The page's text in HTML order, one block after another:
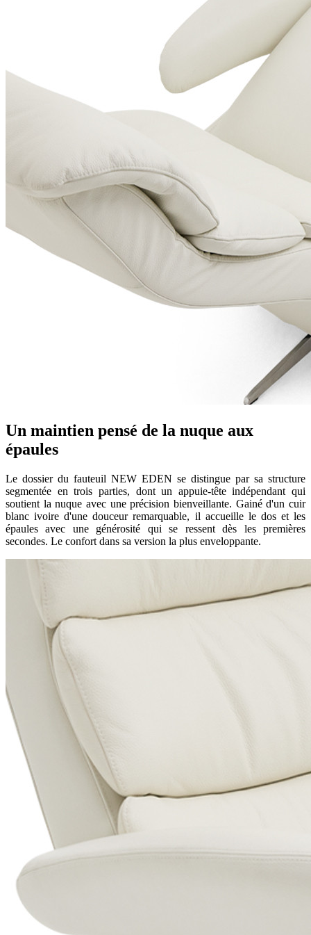
Un maintien pensé de la nuque aux
épaules
Le dossier du fauteuil NEW EDEN se distingue par sa structure
segmentée en trois parties, dont un appuie-tête indépendant qui
soutient la nuque avec une précision bienveillante. Gainé d'un cuir
blanc ivoire d'une douceur remarquable, il accueille le dos et les
épaules avec une générosité qui se ressent dès les premières
secondes. Le confort dans sa version la plus enveloppante.